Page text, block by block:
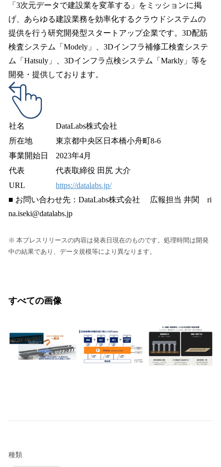
「3次元データで建設業を変革する」をミッションに掲
げ、あらゆる建設業務を効率化するクラウドシステムの
提供を行う研究開発型スタートアップ企業です。3D配筋
検査システム「Modely」、3Dインフラ補修工検査システ
ム「Hatsuly」、3Dインフラ点検システム「Markly」等を
開発・提供しております。
社名
DataLabs株式会社
所在地
東京都中央区日本橋小舟町8-6
事業開始日
2023年4月
代表
代表取締役 田尻 大介
URL
https://datalabs.jp/
■ お問い合わせ先：DataLabs株式会社 広報担当 井関 ri
na.iseki@datalabs.jp
※ 本プレスリリースの内容は発表日現在のものです。処理時間は開発
中の結果であり、データ規模等により異なります。
すべての画像
種類